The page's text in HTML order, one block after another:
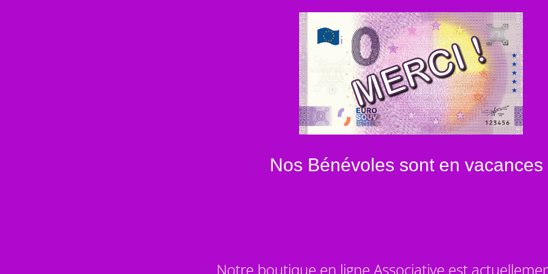
Nos Bénévoles sont en vacances
Notre boutique en ligne Associative est